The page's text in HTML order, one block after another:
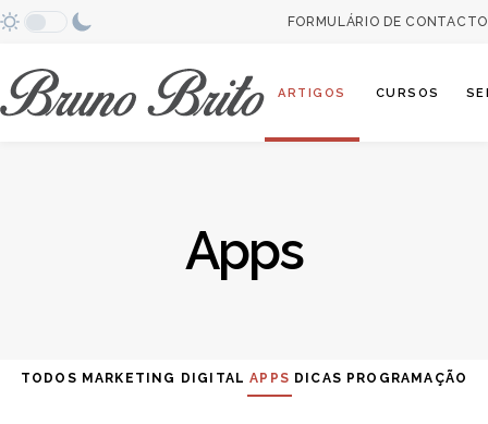
FORMULÁRIO DE CONTACTO
ARTIGOS Abrir
CURSOS
Apps
TODOS MARKETING DIGITAL APPS DICAS PROGRAMAÇÃO